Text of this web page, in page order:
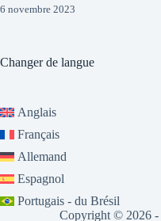
6 novembre 2023
Changer de langue
Anglais
Français
Allemand
Espagnol
Portugais - du Brésil
Copyright © 2026 -